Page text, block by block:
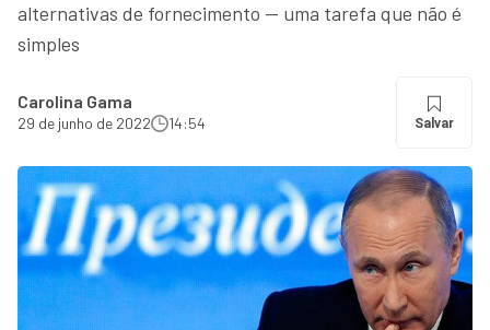
alternativas de fornecimento — uma tarefa que não é
simples
Carolina Gama
29 de junho de 2022 14:54 Salvar